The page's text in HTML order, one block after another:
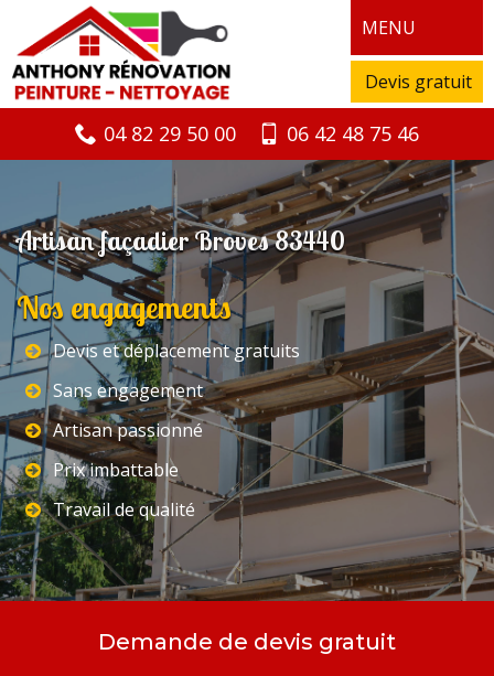
MENU
Devis gratuit
04 82 29 50 00 06 42 48 75 46
Artisan façadier Broves 83440
Nos engagements
Devis et déplacement gratuits
Sans engagement
Artisan passionné
Prix imbattable
Travail de qualité
Demande de devis gratuit